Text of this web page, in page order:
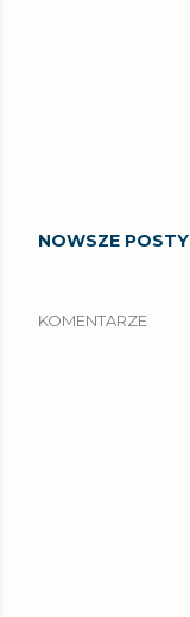
NOWSZE POSTY
KOMENTARZE